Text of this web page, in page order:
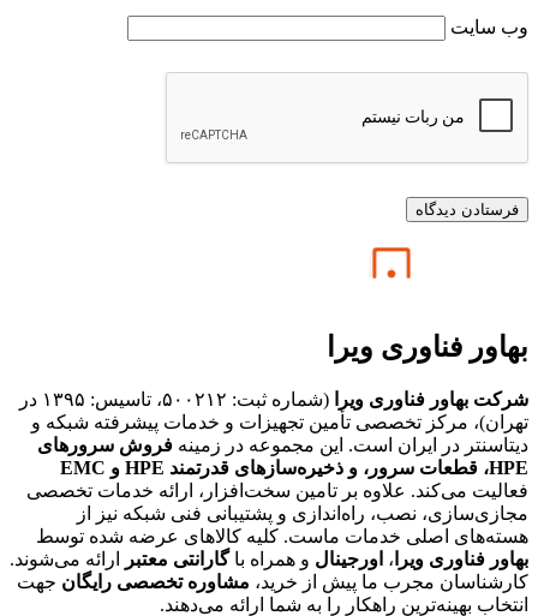
وب‌ سایت
بهاور فناوری ویرا
شرکت بهاور فناوری ویرا
(شماره ثبت: ۵۰۰۲۱۲، تاسیس: ۱۳۹۵ در
تهران)، مرکز تخصصی تأمین تجهیزات و خدمات پیشرفته شبکه و
دیتاسنتر در ایران است. این مجموعه در زمینه فروش سرورهای
HPE، قطعات سرور، و ذخیره‌سازهای قدرتمند HPE و EMC
فعالیت می‌کند. علاوه بر تامین سخت‌افزار، ارائه خدمات تخصصی
مجازی‌سازی، نصب، راه‌اندازی و پشتیبانی فنی شبکه نیز از
هسته‌های اصلی خدمات ماست. کلیه کالاهای عرضه شده توسط
بهاور فناوری ویرا ، اورجینال و همراه باگارانتی معتبر
ارائه می‌شوند.
کارشناسان مجرب ما پیش از خرید، مشاوره تخصصی رایگان جهت
انتخاب بهینه‌ترین راهکار را به شما ارائه می‌دهند.